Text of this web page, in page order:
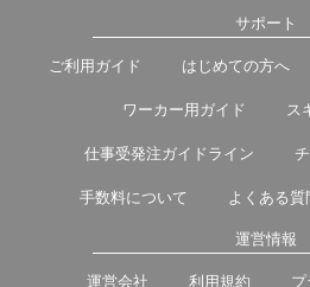
サポート
ご利用ガイド はじめての方へ
ワーカー用ガイド ス
仕事受発注ガイドライン
手数料について よくある質
運営情報
運営会社 利用規約